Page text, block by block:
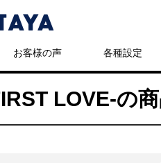
お客様の声 各種設定
LOVE-の